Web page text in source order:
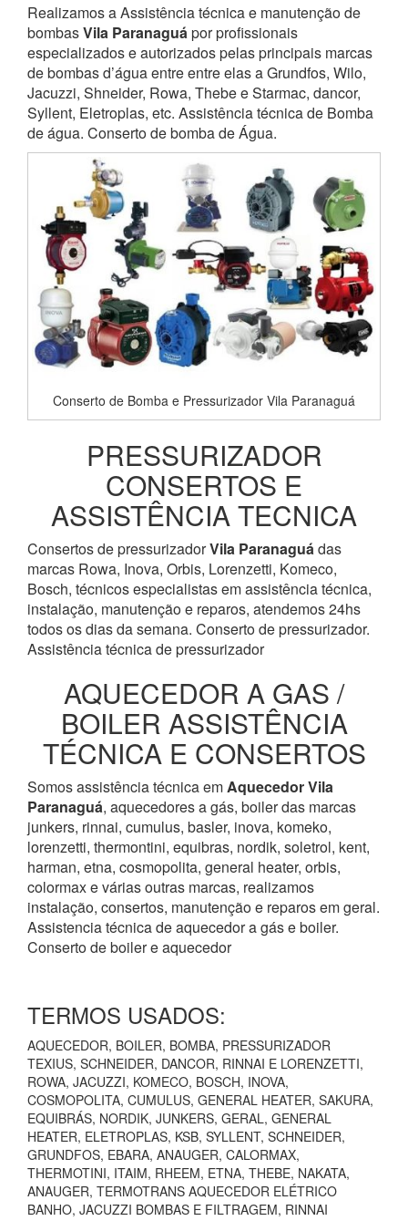
Realizamos a Assistência técnica e manutenção de
bombasVila Paranaguápor profissionais
especializados e autorizados pelas principais marcas
de bombas d’água entre entre elas a Grundfos, Wilo,
Jacuzzi, Shneider, Rowa, Thebe e Starmac, dancor,
Syllent, Eletroplas, etc. Assistência técnica de Bomba
de água. Conserto de bomba de Água.
Conserto de Bomba e Pressurizador Vila Paranaguá
PRESSURIZADOR
CONSERTOS E
ASSISTÊNCIA TECNICA
Consertos de pressurizadorVila Paranaguádas
marcas Rowa, Inova, Orbis, Lorenzetti, Komeco,
Bosch, técnicos especialistas em assistência técnica,
instalação, manutenção e reparos, atendemos 24hs
todos os dias da semana. Conserto de pressurizador.
Assistência técnica de pressurizador
AQUECEDOR A GAS /
BOILER ASSISTÊNCIA
TÉCNICA E CONSERTOS
Somos assistência técnica emAquecedorVila
Paranaguá, aquecedores a gás, boiler das marcas
junkers, rinnai, cumulus, basler, inova, komeko,
lorenzetti, thermontini, equibras, nordik, soletrol, kent,
harman, etna, cosmopolita, general heater, orbis,
colormax e várias outras marcas, realizamos
instalação, consertos, manutenção e reparos em geral.
Assistencia técnica de aquecedor a gás e boiler.
Conserto de boiler e aquecedor
TERMOS USADOS:
AQUECEDOR, BOILER, BOMBA, PRESSURIZADOR
TEXIUS, SCHNEIDER, DANCOR, RINNAI E LORENZETTI,
ROWA, JACUZZI, KOMECO, BOSCH, INOVA,
COSMOPOLITA, CUMULUS, GENERAL HEATER, SAKURA,
EQUIBRÁS, NORDIK, JUNKERS, GERAL, GENERAL
HEATER, ELETROPLAS, KSB, SYLLENT, SCHNEIDER,
GRUNDFOS, EBARA, ANAUGER, CALORMAX,
THERMOTINI, ITAIM, RHEEM, ETNA, THEBE, NAKATA,
ANAUGER, TERMOTRANS AQUECEDOR ELÉTRICO
BANHO, JACUZZI BOMBAS E FILTRAGEM, RINNAI